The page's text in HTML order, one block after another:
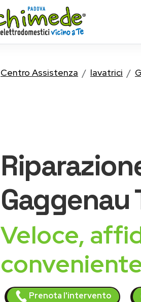
Centro Assistenza lavatrici
Gaggenau
Veloce,
Prenota l'intervento